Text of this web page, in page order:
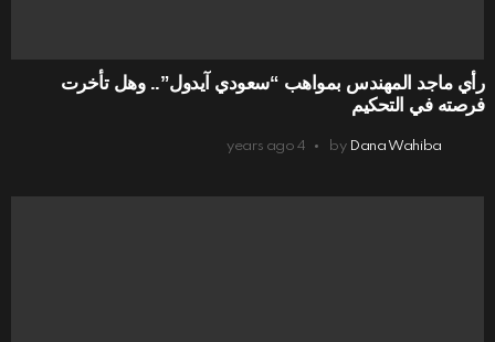
رأي ماجد المهندس بمواهب “سعودي آيدول”.. وهل تأخرت
فرصته في التحكيم
by Dana Wahiba
4 years ago